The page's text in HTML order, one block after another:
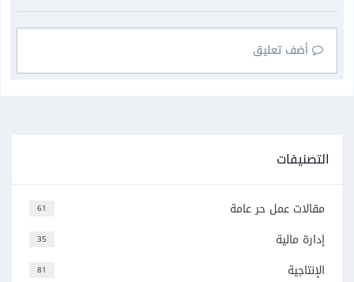
أضف تعليق
التصنيفات
61 مقالات عمل حر عامة
35 إدارة مالية
81 الإنتاجية